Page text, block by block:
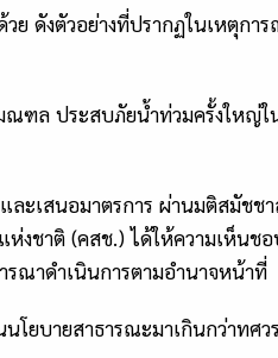
ย ดังตัวอย่างที่ปรากฏในเหตุกา
ฑล ประสบภัยน้ำท่วมครั้งใหญ่ใ
ละเสนอมาตรการ ผ่านมติสมัชช
งชาติ (คสช.) ได้ให้ความเห็นช
ณาดำเนินการตามอำนาจหน้าที่
ยบายสาธารณะมาเกินกว่าทศ